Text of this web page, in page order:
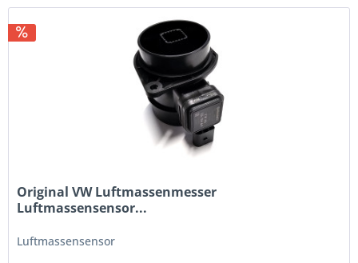
Original VW Luftmassenmesser
Luftmassensensor...
Luftmassensensor